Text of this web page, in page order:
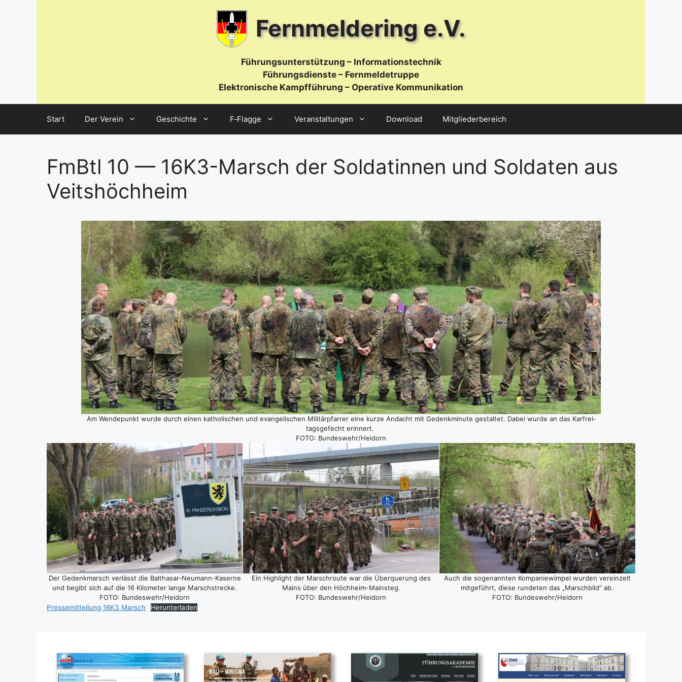
Fernmeldering e.V.
Führungsunterstützung – Informationstechnik
Führungsdienste – Fernmeldetruppe
Elektronische Kampfführung – Operative Kommunikation
Start Der Verein Geschichte F‑Flagge Veranstaltungen Download Mitgliederbereich
FmBtl 10 — 16K3-Marsch der Soldatinnen und Soldaten aus
Veitshöchheim
Am Wen­de­punkt wur­de durch einen katho­li­schen und evan­ge­li­schen Mili­tär­pfar­rer eine kur­ze Andacht mit Gedenk­mi­nu­te gestal­tet. Dabei wur­de an das Kar­frei­
tags­ge­fecht erin­nert.
FOTO: Bundeswehr/Heidorn
Der Gedenk­marsch ver­lässt die Bal­tha­sar-Neu­mann-Kaser­ne
und begibt sich auf die 16 Kilo­me­ter lan­ge Marsch­stre­cke.
FOTO: Bundeswehr/Heidorn
Ein High­light der Marsch­rou­te war die Über­que­rung des
Mains über den Höch­heim-Main­steg.
FOTO: Bundeswehr/Heidorn
Auch die soge­nann­ten Kom­pa­nie­wim­pel wur­den ver­ein­zelt
mit­ge­führt, die­se run­de­ten das „Marsch­bild“ ab.
FOTO: Bundeswehr/Heidorn
Pres­se­mit­tei­lung 16K3 Marsch
Her­un­ter­la­den